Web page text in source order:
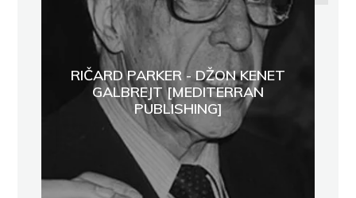
RIČARD PARKER - DŽON KENET
GALBREJT [MEDITERRAN
PUBLISHING]